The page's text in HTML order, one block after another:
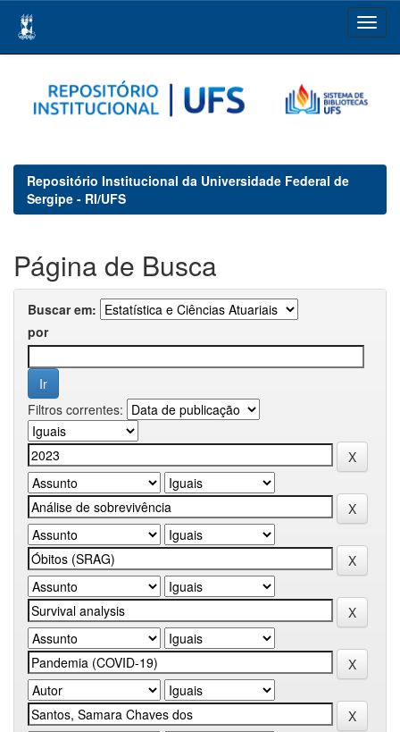
navigation
Repositório Institucional da Universidade Federal de
Sergipe - RI/UFS
Página de Busca
Buscar em:
por
Filtros correntes: